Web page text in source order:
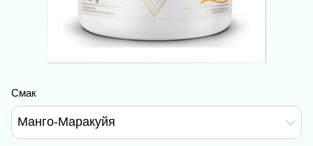
Смак
Манго-Маракуйя